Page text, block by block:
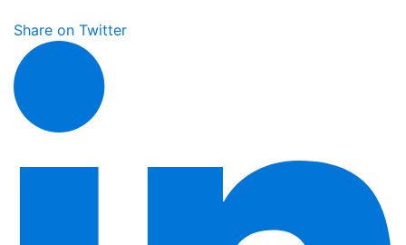
Share on Twitter